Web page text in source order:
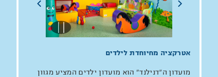
14:00-18:00
מועדון ה"דנילנד" הוא מועדון ילדים המציע מגוון
אטרקציה מחיוחדת לילדים